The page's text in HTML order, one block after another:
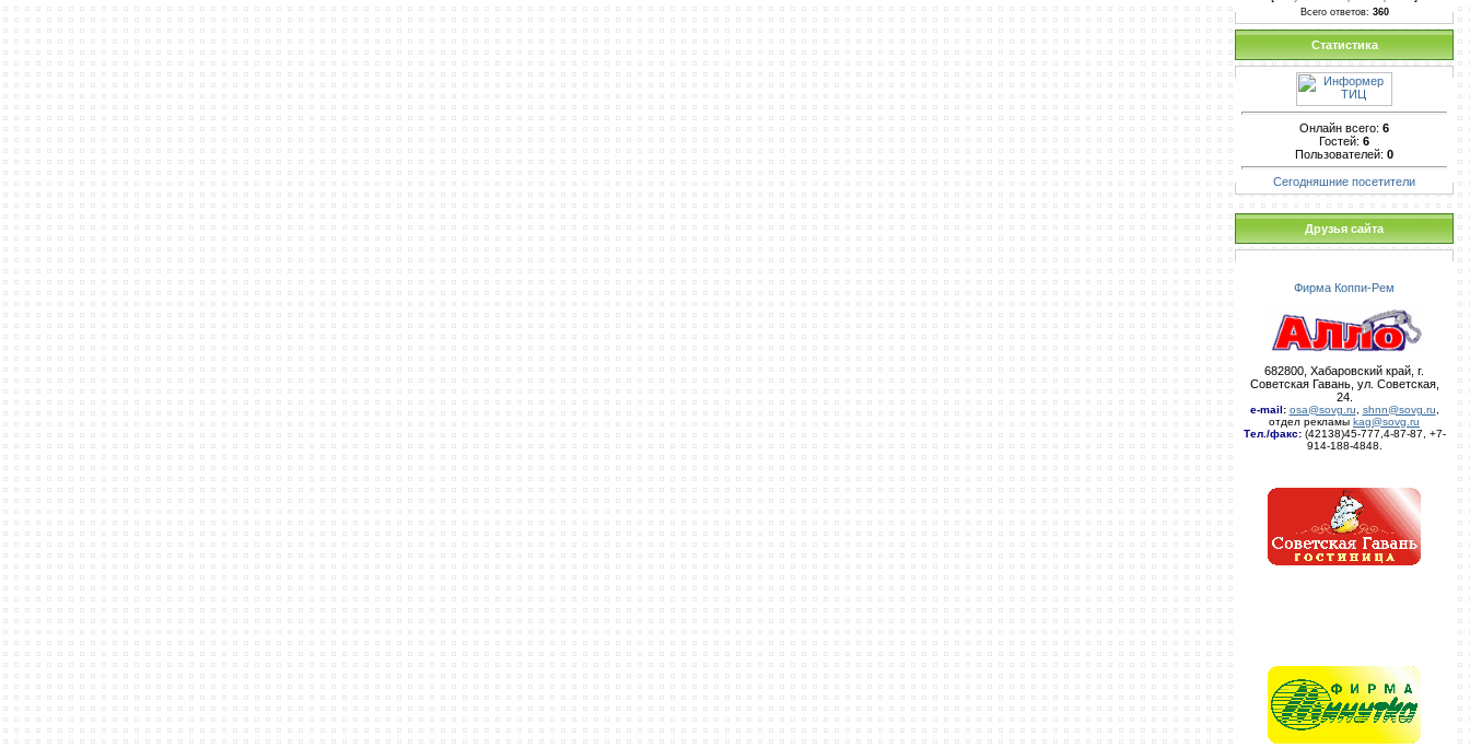
Всего ответов: 360
Статистика
Онлайн всего: 6
Гостей: 6
Пользователей: 0
Сегодняшние посетители
Друзья сайта
Фирма Коппи-Рем
682800, Хабаровский край, г.
Советская Гавань, ул. Советская,
24.
e-mail: osa@sovg.ru shnn@sovg.ru
отдел рекламы kag@sovg.ru
Тел./факс:(42138)45-777,4-87-87, +7-
914-188-4848.